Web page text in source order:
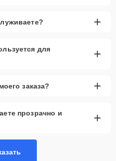
+
для
+
заказа? +
прозрачно и
+